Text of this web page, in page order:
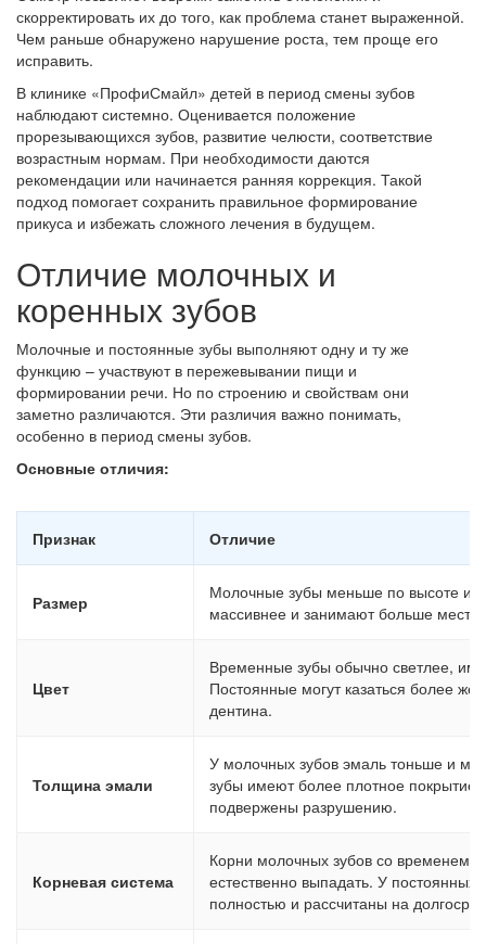
скорректировать их до того, как проблема станет выраженной.
Чем раньше обнаружено нарушение роста, тем проще его
исправить.
В клинике «ПрофиСмайл» детей в период смены зубов
наблюдают системно. Оценивается положение
прорезывающихся зубов, развитие челюсти, соответствие
возрастным нормам. При необходимости даются
рекомендации или начинается ранняя коррекция. Такой
подход помогает сохранить правильное формирование
прикуса и избежать сложного лечения в будущем.
Отличие молочных и
коренных зубов
Молочные и постоянные зубы выполняют одну и ту же
функцию – участвуют в пережевывании пищи и
формировании речи. Но по строению и свойствам они
заметно различаются. Эти различия важно понимать,
особенно в период смены зубов.
Основные отличия:
Признак Отличие
Размер
Молочные зубы меньше по высоте и
массивнее и занимают больше места
Цвет
Временные зубы обычно светлее,
Постоянные могут казаться более
дентина.
Толщина эмали
У молочных зубов эмаль тоньше и
зубы имеют более плотное покрытие,
подвержены разрушению.
Корневая система
Корни молочных зубов со временем
естественно выпадать. У
полностью и рассчитаны на